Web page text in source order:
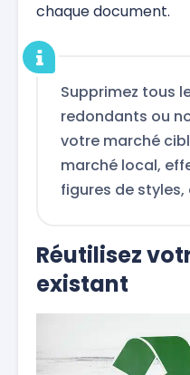
chaque document.
Supprimez tous
redondants ou
votre marché
marché local,
figures de styles,
Réutilisez
existant